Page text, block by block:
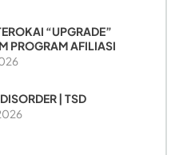
“UPGRADE”
PROGRAM AFILIASI
| TSD